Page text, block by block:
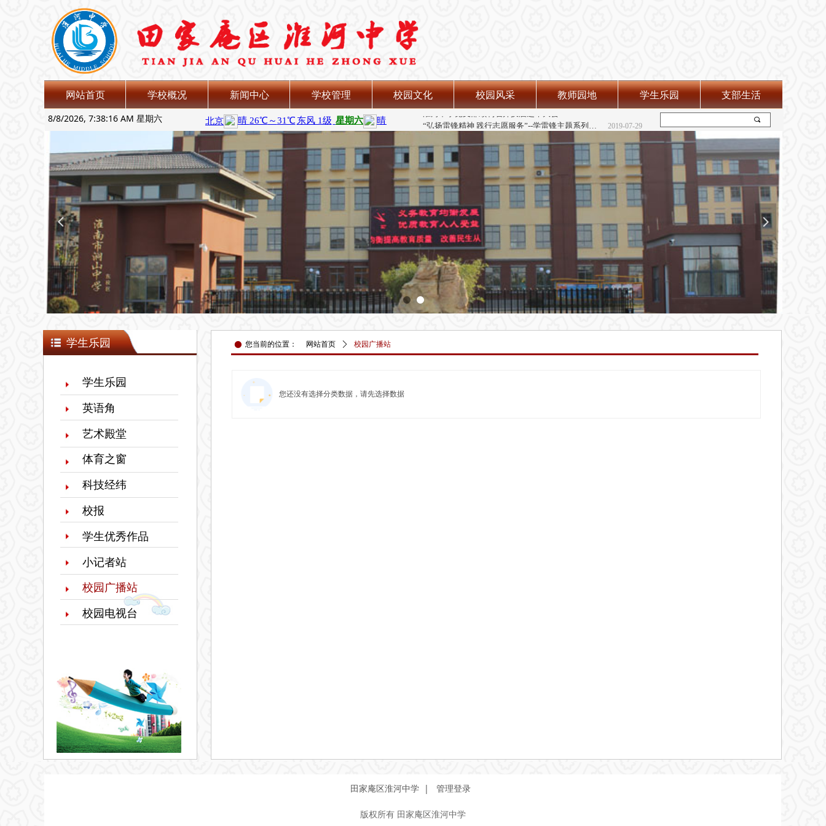
8/8/2026, 7:38:17 AM 星期六 끠
2019-07-29
2019-07-29
品味楚汉文化 探寻美丽淮南
网站首页 学校概况 新闻中心 学校管理 校园文化 校园风采 教师园地 学生乐园 支部生活
넳 넲
学生乐园
学生乐园
英语角
艺术殿堂
体育之窗
科技经纬
校报
学生优秀作品
小记者站
校园广播站
校园电视台
넸您当前的位置： 网站首页 ꄲ 校园广播站
您还没有选择分类数据，请先选择数据
田家庵区淮河中学 | 管理登录
版权所有 田家庵区淮河中学